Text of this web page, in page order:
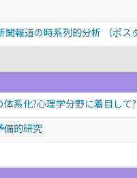
聞報道の時系列的分析
（ポ
系化?心理学分野に着目して?
備的研究